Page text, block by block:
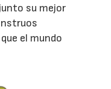
su mejor
el mundo